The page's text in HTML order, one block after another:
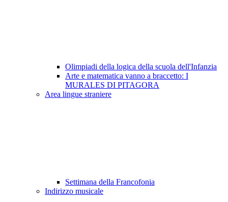
Olimpiadi della logica della scuola dell'Infanzia
Arte e matematica vanno a braccetto: I
MURALES DI PITAGORA
Area lingue straniere
Settimana della Francofonia
Indirizzo musicale